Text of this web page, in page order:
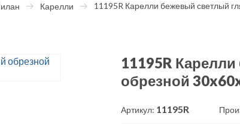
Карелли 11195R Карелли бежевый светлый
11195R
обрезной
Артикул: 11195R